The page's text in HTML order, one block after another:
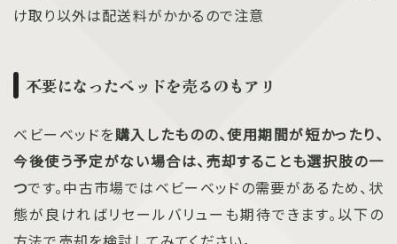
け取り以外は配送料がかかるので注意
不要になったベッドを売るのもアリ
ベビーベッドを購入したものの、使用期間が短かったり、
今後使う予定がない場合は、売却することも選択肢の一
つです。中古市場ではベビーベッドの需要があるため、状
態が良ければリセールバリューも期待できます。以下の